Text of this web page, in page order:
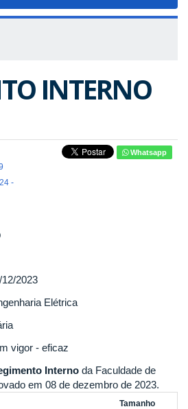
INTERNO
-
Whatsapp
12/2023
Elétrica
vigor - eficaz
Interno da Faculdade de
em 08 de dezembro de 2023.
Tamanho